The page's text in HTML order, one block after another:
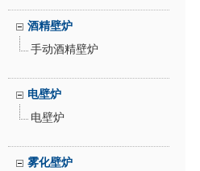
酒精壁炉
手动酒精壁炉
电壁炉
电壁炉
雾化壁炉